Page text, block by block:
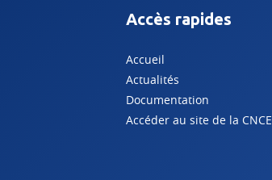
Accès rapides
Accueil
Actualités
Documentation
Accéder au site de la CNCE